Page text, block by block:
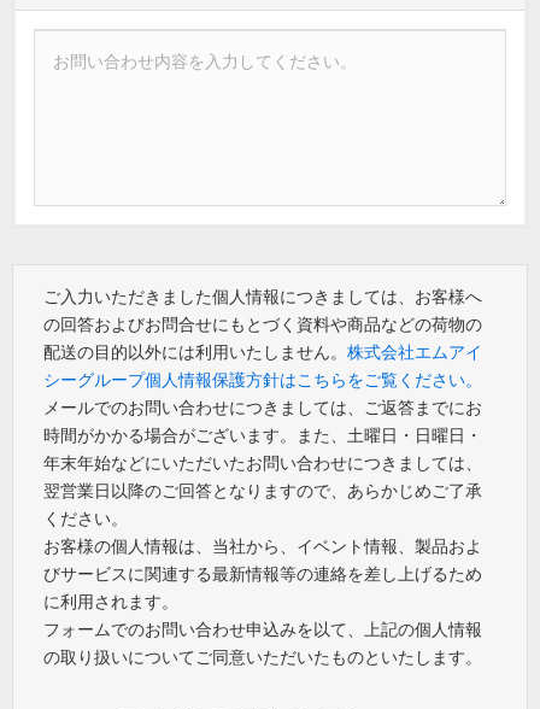
ご入力いただきました個人情報につきましては、お客様へ
の回答およびお問合せにもとづく資料や商品などの荷物の
配送の目的以外には利用いたしません。 株式会社エムアイ
シーグループ個人情報保護方針はこちらをご覧ください。
メールでのお問い合わせにつきましては、ご返答までにお
時間がかかる場合がございます。また、土曜日・日曜日・
年末年始などにいただいたお問い合わせにつきましては、
翌営業日以降のご回答となりますので、あらかじめご了承
ください。
お客様の個人情報は、当社から、イベント情報、製品およ
びサービスに関連する最新情報等の連絡を差し上げるため
に利用されます。
フォームでのお問い合わせ申込みを以て、上記の個人情報
の取り扱いについてご同意いただいたものといたします。